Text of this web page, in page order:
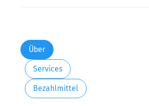
Über
Services
Bezahlmittel